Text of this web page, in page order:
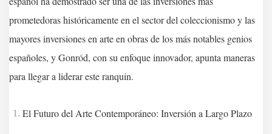
prometedoras históricamente en el sector del coleccionismo y las
mayores inversiones en arte en obras de los más notables genios
españoles, y Gonród, con su enfoque innovador, apunta maneras
para llegar a liderar este ranquin.
El Futuro del Arte Contemporáneo: Inversión a Largo Plazo